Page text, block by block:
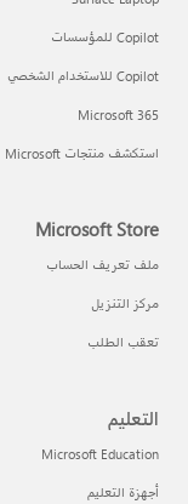
Copilot للمؤسسات
Copilot للاستخدام الشخصي
Microsoft 365
استكشف منتجات Microsoft
Microsoft Store
ملف تعريف الحساب
مركز التنزيل
تعقب الطلب
التعليم
Microsoft Education
أجهزة التعليم